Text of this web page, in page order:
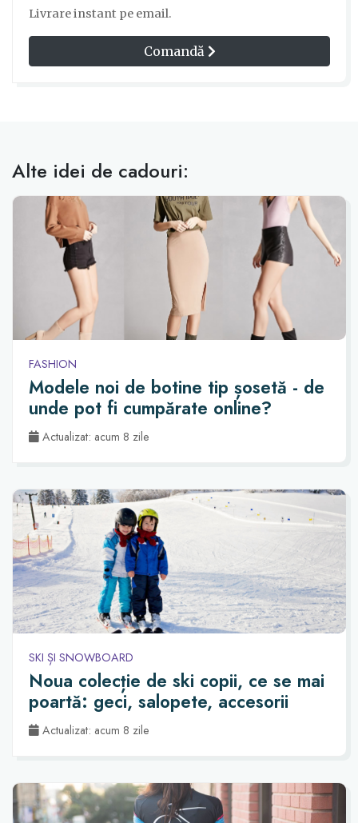
Livrare instant pe email.
Comandă
Alte idei de cadouri:
FASHION
Modele noi de botine tip șosetă - de
unde pot fi cumpărate online?
Actualizat: acum 8 zile
SKI ȘI SNOWBOARD
Noua colecție de ski copii, ce se mai
poartă: geci, salopete, accesorii
Actualizat: acum 8 zile